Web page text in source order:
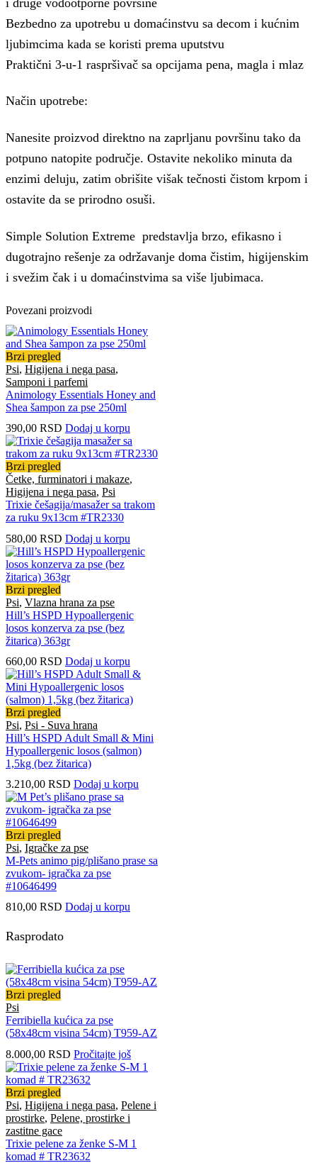
Bezbedno za upotrebu u domaćinstvu sa decom i kućnim
ljubimcima kada se koristi prema uputstvu
Praktični 3-u-1 raspršivač sa opcijama pena, magla i mlaz
Način upotrebe:
Nanesite proizvod direktno na zaprljanu površinu tako da
potpuno natopite područje. Ostavite nekoliko minuta da
enzimi deluju, zatim obrišite višak tečnosti čistom krpom i
ostavite da se prirodno osuši.
Simple Solution Extreme predstavlja brzo, efikasno i
dugotrajno rešenje za održavanje doma čistim, higijenskim
i svežim čak i u domaćinstvima sa više ljubimaca.
Povezani proizvodi
Brzi pregled
Psi, Higijena i nega pasa,
Samponi i parfemi
Animology Essentials Honey and
Shea šampon za pse 250ml
390,00 RSD Dodaj u korpu
Brzi pregled
Četke, furminatori i makaze,
Higijena i nega pasa, Psi
Trixie češagija/masažer sa trakom
za ruku 9x13cm #TR2330
580,00 RSD Dodaj u korpu
Brzi pregled
Psi, Vlazna hrana za pse
Hill’s HSPD Hypoallergenic
losos konzerva za pse (bez
žitarica) 363gr
660,00 RSD Dodaj u korpu
Brzi pregled
Psi, Psi - Suva hrana
Hill’s HSPD Adult Small & Mini
Hypoallergenic losos (salmon)
1,5kg (bez žitarica)
3.210,00 RSD Dodaj u korpu
Brzi pregled
Psi, Igračke za pse
M-Pets animo pig/plišano prase sa
zvukom- igračka za pse
#10646499
810,00 RSD Dodaj u korpu
Rasprodato
Brzi pregled
Psi
Ferribiella kućica za pse
(58x48cm visina 54cm) T959-AZ
8.000,00 RSD Pročitajte još
Brzi pregled
Psi, Higijena i nega pasa, Pelene i
prostirke, Pelene, prostirke i
zastitne gace
Trixie pelene za ženke S-M 1
komad # TR23632